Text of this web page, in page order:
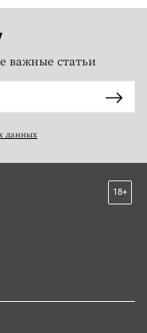
важные статьи
данных
18+